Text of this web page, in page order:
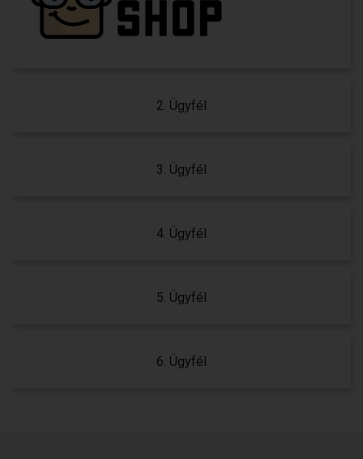
2. Ügyfél
3. Ügyfél
4. Ügyfél
5. Ügyfél
6. Ügyfél